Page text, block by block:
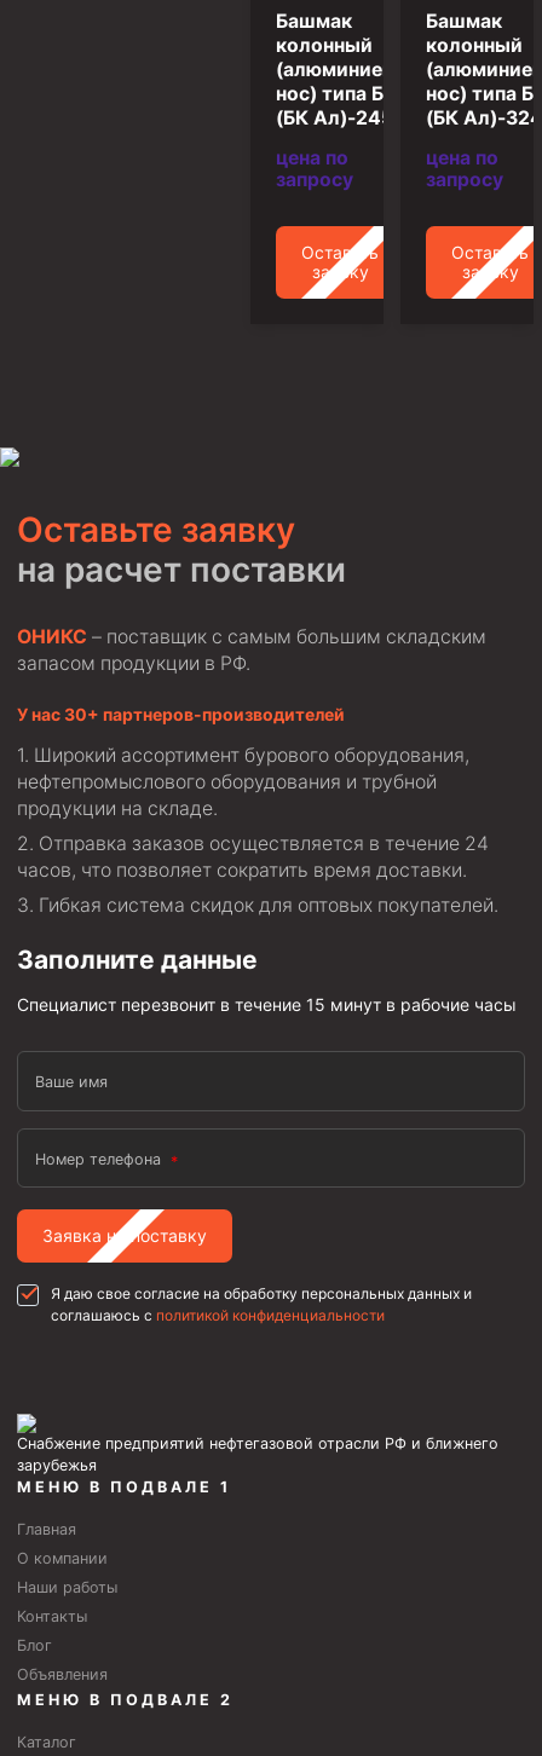
Краны шаровые и пробковые
Муфты ступенчатого цементирования
Пауки гидравлические
Пауки механические
Ерши механические
Удочки ловильные
Труболовки
Шламометаллоуловитель ШМУ
Обурочный комплекс ОК
заводным зубом
Магнитные ловители
Фрезеры стартово-оконные
Калибраторы расширители
Фрезеры пилотные
Райберы конусные
Фрезеры кольцевые
Фрезерующие инструменты
Клинья — отклонители
Метчики ловильные
Колокола ловильные
Быстроразъёмные соединения (БРС)
Рукава буровые
Стропы
Башмак
колонный
(алюминиевый
нос) типа БКЛ
(БК Ал)-245
цена по
запросу
Оставить
заявку
Башмак
колонный
нос) типа
(БК Ал)-324
цена по
запросу
Оставить
заявку
Оставьте заявку
на расчет поставки
ОНИКС – поставщик с самым большим складским
запасом продукции в РФ.
У нас 30+ партнеров-производителей
Широкий ассортимент бурового оборудования,
нефтепромыслового оборудования и трубной
продукции на складе.
Отправка заказов осуществляется в течение 24
часов, что позволяет сократить время доставки.
Гибкая система скидок для оптовых покупателей.
Заполните данные
Специалист перезвонит в течение 15 минут в рабочие часы
Ваше имя
Номер телефона
Заявка на поставку
Я даю свое согласие на обработку персональных данных и
соглашаюсь с политикой конфиденциальности
Снабжение предприятий нефтегазовой отрасли РФ и ближнего
зарубежья
МЕНЮ В ПОДВАЛЕ 1
Главная
О компании
Наши работы
Контакты
Блог
Объявления
МЕНЮ В ПОДВАЛЕ 2
Каталог